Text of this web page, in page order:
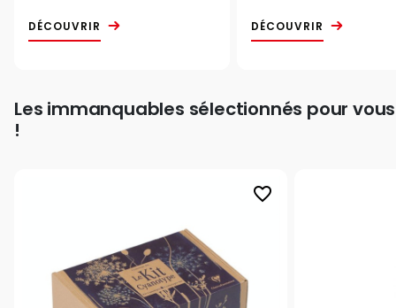
DÉCOUVRIR DÉCOUVRIR
Les immanquables sélectionnés pour vous
!
favorite_border